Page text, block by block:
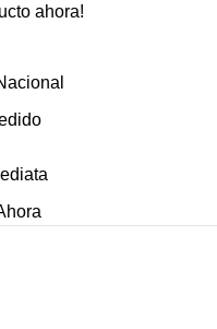
ahora!